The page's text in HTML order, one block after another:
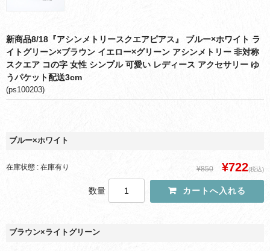
新商品8/18『アシンメトリースクエアピアス』 ブルー×ホワイト ラ
イトグリーン×ブラウン イエロー×グリーン アシンメトリー 非対称
スクエア コの字 女性 シンプル 可愛い レディース アクセサリー ゆ
うパケット配送3cm
(ps100203)
ブルー×ホワイト
在庫状態 : 在庫有り ¥850 ¥722(税込)
数量
ブラウン×ライトグリーン